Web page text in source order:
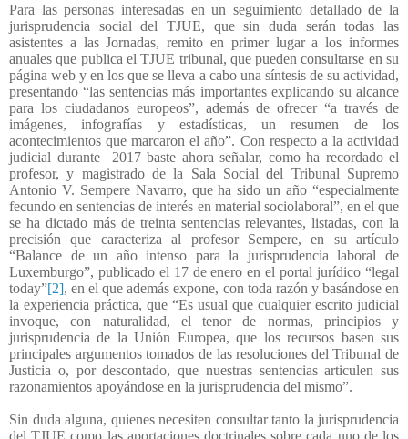
Para las personas interesadas en un seguimiento detallado de la
jurisprudencia social del TJUE, que sin duda serán todas las
asistentes a las Jornadas, remito en primer lugar a los informes
anuales que publica el TJUE tribunal, que pueden consultarse en su
página web y en los que se lleva a cabo una síntesis de su actividad,
presentando “las sentencias más importantes explicando su alcance
para los ciudadanos europeos”, además de ofrecer “a través de
imágenes, infografías y estadísticas, un resumen de los
acontecimientos que marcaron el año”. Con respecto a la actividad
judicial durante
2017 baste ahora señalar, como ha recordado el
profesor, y magistrado de la Sala Social del Tribunal Supremo
Antonio V. Sempere Navarro, que ha sido un año “especialmente
fecundo en sentencias de interés en material sociolaboral”, en el que
se ha dictado más de treinta sentencias relevantes, listadas, con la
precisión que caracteriza al profesor Sempere, en su artículo
“Balance de un año intenso para la jurisprudencia laboral de
Luxemburgo”, publicado el 17 de enero en el portal jurídico “legal
today”[2], en el que además expone, con toda razón y basándose en
la experiencia práctica, que “Es usual que cualquier escrito judicial
invoque, con naturalidad, el tenor de normas, principios y
jurisprudencia de la Unión Europea, que los recursos basen sus
principales argumentos tomados de las resoluciones del Tribunal de
Justicia o, por descontado, que nuestras sentencias articulen sus
razonamientos apoyándose en la jurisprudencia del mismo”.
Sin duda alguna, quienes necesiten consultar tanto la jurisprudencia
del TJUE como las aportaciones doctrinales sobre cada uno de los